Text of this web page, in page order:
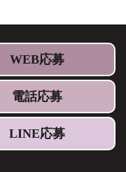
WEB応募
電話応募
LINE応募